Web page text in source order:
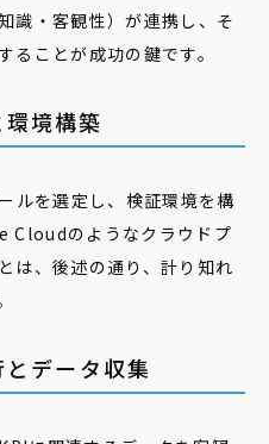
識・客観性）が連携し、そ
ることが成功の鍵です。
境構築
ルを選定し、検証環境を構
Cloudのようなクラウドプ
は、後述の通り、計り知れ
データ収集